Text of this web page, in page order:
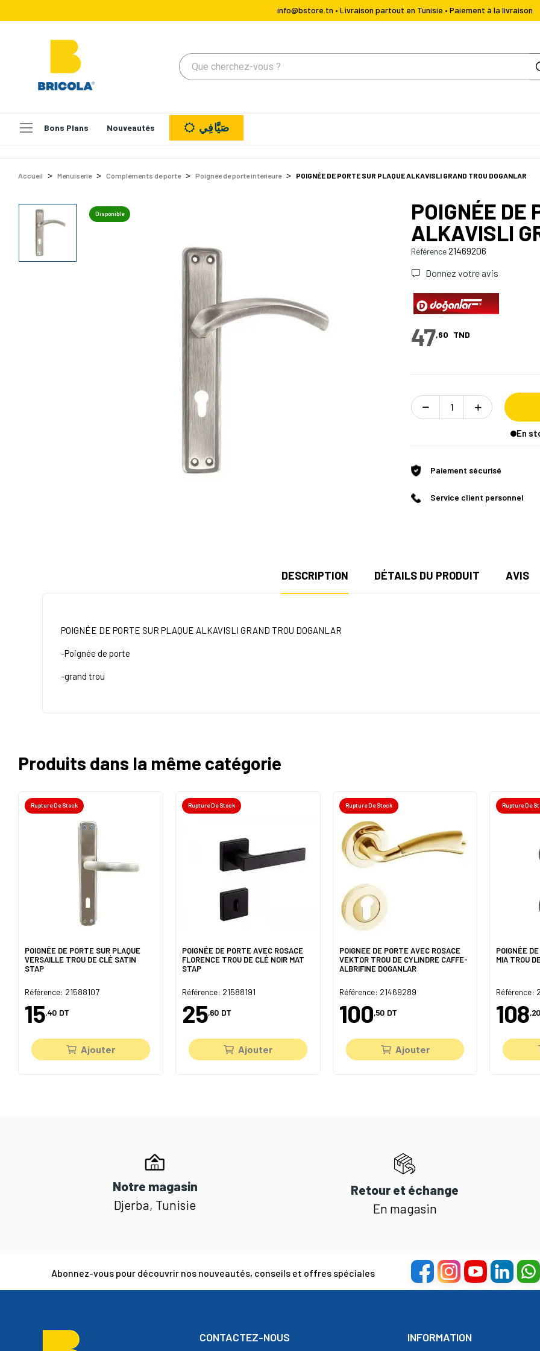
info@bstore.tn • Livraison partout en Tunisie • Paiement à la livraison
Bons Plans Nouveautés صَيَّافِي
Accueil Menuiserie Compléments de porte Poignée de porte intérieure POIGNÉE DE PORTE SUR PLAQUE ALKAVISLI GRAND TROU DOGANLAR
Disponible
POIGNÉE DE
ALKAVISLI
Référence21469206
Donnez votre avis
47,60 TND
En
Paiement sécurisé
Service client personnel
DESCRIPTION DÉTAILS DU PRODUIT AVIS
POIGNÉE DE PORTE SUR PLAQUE ALKAVISLI GRAND TROU DOGANLAR
-Poignée de porte
-grand trou
Produits dans la même catégorie
Rupture De Stock
POIGNÉE DE PORTE SUR PLAQUE
VERSAILLE TROU DE CLÉ SATIN
STAP
Référence: 21588107
15,40 DT
Ajouter
Rupture De Stock
POIGNÉE DE PORTE AVEC ROSACE
FLORENCE TROU DE CLÉ NOIR MAT
STAP
Référence: 21588191
25,60 DT
Ajouter
Rupture De Stock
POIGNEE DE PORTE AVEC ROSACE
VEKTOR TROU DE CYLINDRE CAFFE-
ALBRIFINE DOGANLAR
Référence: 21469289
100,50 DT
Ajouter
Rupture De
POIGNÉE
MIA TROU
Référence:
108,20
Notre magasin
Djerba, Tunisie
Retour et échange
En magasin
Abonnez-vous pour découvrir nos nouveautés, conseils et offres spéciales
CONTACTEZ-NOUS INFORMATION